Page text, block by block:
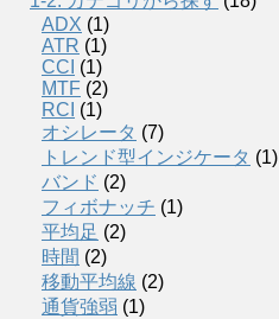
ADX (1)
ATR (1)
CCI (1)
MTF (2)
RCI (1)
オシレータ (7)
トレンド型インジケータ (1)
バンド (2)
フィボナッチ (1)
平均足 (2)
時間 (2)
移動平均線 (2)
通貨強弱 (1)